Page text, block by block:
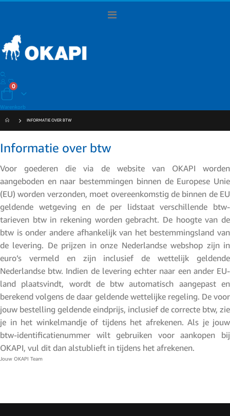
Navigation
Warenkorb
0Artikel
Warenkorb
INFORMATIE OVER BTW
Informatie over btw
Voor goederen die via de website van OKAPI worden
aangeboden en naar bestemmingen binnen de Europese Unie
(EU) worden verzonden, moet overeenkomstig de binnen de EU
geldende wetgeving en de per lidstaat verschillende btw-
tarieven btw in rekening worden gebracht. De hoogte van de
btw is onder andere afhankelijk van het bestemmingsland van
de levering. De prijzen in onze Nederlandse webshop zijn in
euro’s vermeld en zijn inclusief de wettelijk geldende
Nederlandse btw. Indien de levering echter naar een ander EU-
land plaatsvindt, wordt de btw automatisch aangepast en
berekend volgens de daar geldende wettelijke regeling. De voor
jouw bestelling geldende eindprijs, inclusief de correcte btw, zie
je in het winkelmandje of tijdens het afrekenen. Als je jouw
btw-identificatienummer wilt gebruiken voor aankopen bij
OKAPI, vul dit dan alstublieft in tijdens het afrekenen.
Jouw OKAPI Team